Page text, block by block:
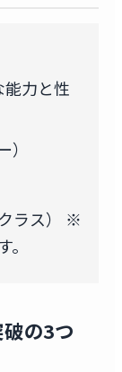
力と性
ラス） ※
破の3つ